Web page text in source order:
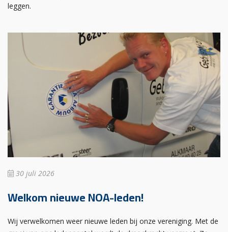
leggen.
30 juli 2026
Welkom nieuwe NOA-leden!
Wij verwelkomen weer nieuwe leden bij onze vereniging. Met de